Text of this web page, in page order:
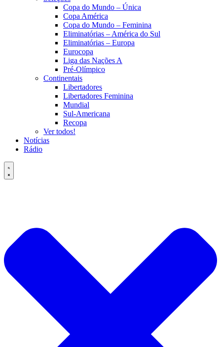
Copa do Mundo – Única
Copa América
Copa do Mundo – Feminina
Eliminatórias – América do Sul
Eliminatórias – Europa
Eurocopa
Liga das Nações A
Pré-Olímpico
Continentais
Libertadores
Libertadores Feminina
Mundial
Sul-Americana
Recopa
Ver todos!
Notícias
Rádio